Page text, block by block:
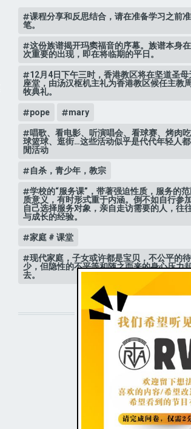
课程分享和反思结合，请在准备学习之前
笔。
这份族谱揭开玛窦福音的序幕。族谱本身
次重要的出现，即在将临期的平日。
12月4日下午三时，香港教区将在坚道圣母
座堂，由汤汉枢机主礼为香港教区候任主教
牧典礼。
pope mary
唱歌、看电影、听演唱会、看球赛、烤肉
球篮球、逛街…这些活动似乎是代代年轻人
閒活动
自杀，青少年，教宗
学校的“服务课”，带著强迫性质，服务的
质意义，有时形式重于内涵。倒不如自行参
自己选择服务对象，亲自走访需要的人，往
与成长的经验。
家庭 # 课堂
现代家庭，子女或许都是宝贝，不公平的
少，但隐性的不平等和随之而来的身心压力
去。
STAY CONNECTED WITH US!